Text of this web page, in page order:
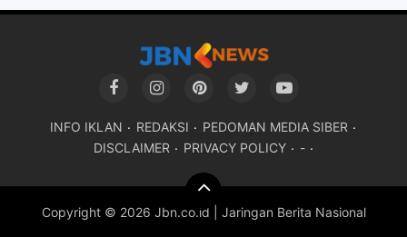
INFO IKLAN REDAKSI
PEDOMAN MEDIA SIBER
DISCLAIMER
PRIVACY POLICY -
Copyright © 2026 Jbn.co.id | Jaringan Berita Nasional